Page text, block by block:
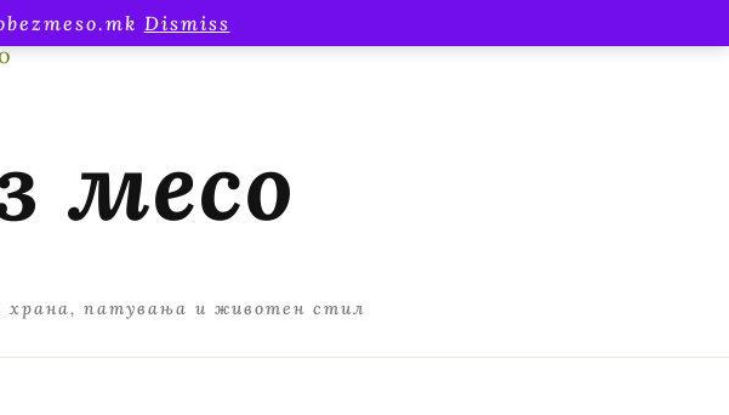
Dismiss
месо
храна, патувања и животен стил